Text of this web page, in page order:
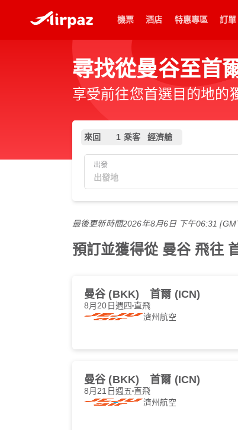
機票 酒店 特惠專區 訂單
尋找從曼谷至首
享受前往您首選目的地的
來回 1 乘客 經濟艙
出發
最後更新時間2026年8月6日 下午06:31
預訂並獲得從 曼谷 飛往
曼谷 (BKK) 首爾 (ICN)
8月20日週四 直飛
濟州航空
曼谷 (BKK) 首爾 (ICN)
8月21日週五 直飛
濟州航空